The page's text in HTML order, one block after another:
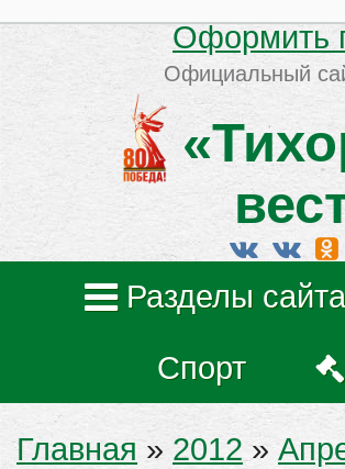
Оформить
Официальный
Разделы сайта
Спорт
Главная » 2012 »